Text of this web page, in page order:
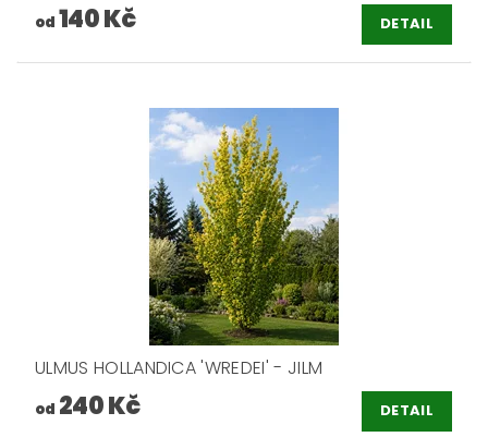
od 140 Kč DETAIL
ULMUS HOLLANDICA 'WREDEI' - JILM
od 240 Kč DETAIL